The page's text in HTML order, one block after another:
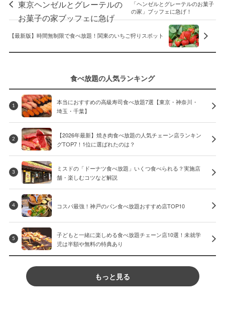
「ヘンゼルとグレーテルのお菓子
の家」ブッフェに急げ！
【最新版】時間無制限で食べ放題！関東のいちご狩りスポット
食べ放題の人気ランキング
1
本当におすすめの高級寿司食べ放題7選【東京・神奈川・
埼玉・千葉】
2
【2026年最新】焼き肉食べ放題の人気チェーン店ランキン
グTOP7！1位に選ばれたのは？
3
ミスドの「ドーナツ食べ放題」いくつ食べられる？実施店
舗・楽しむコツなど解説
4 コスパ最強！神戸のパン食べ放題おすすめ店TOP10
5
子どもと一緒に楽しめる食べ放題チェーン店10選！未就学
児は半額や無料の特典あり
もっと見る